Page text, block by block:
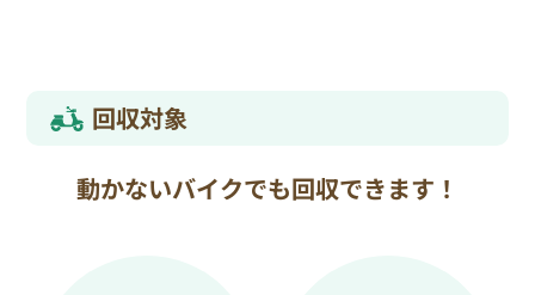
回収対象
動かないバイクでも回収できます！